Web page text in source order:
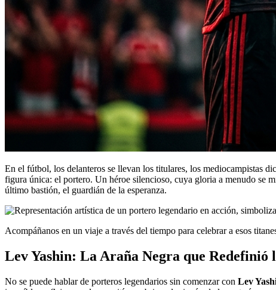
En el fútbol, los delanteros se llevan los titulares, los mediocampistas
figura única: el portero. Un héroe silencioso, cuya gloria a menudo se
último bastión, el guardián de la esperanza.
Acompáñanos en un viaje a través del tiempo para celebrar a esos
Lev Yashin: La Araña Negra que Redefinió
No se puede hablar de porteros legendarios sin comenzar con Lev